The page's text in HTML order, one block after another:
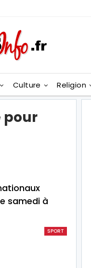
Culture Religion
pour
samedi à
SPORT